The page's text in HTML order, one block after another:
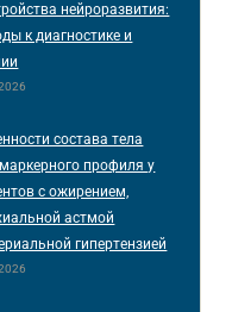
нейроразвития:
к диагностике и
состава тела
профиля у
с ожирением,
астмой
гипертензией